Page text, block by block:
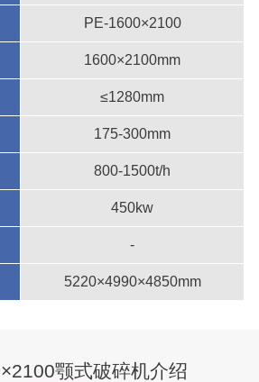
PE-1600×2100
1600×2100mm
≤1280mm
175-300mm
800-1500t/h
450kw
-
5220×4990×4850mm
颚式破碎机介绍